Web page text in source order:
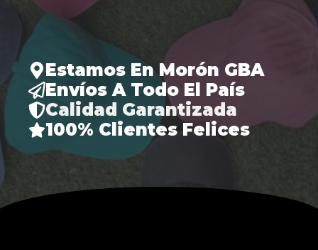
Estamos En Morón GBA
Envíos A Todo El País
Calidad Garantizada
100% Clientes Felices